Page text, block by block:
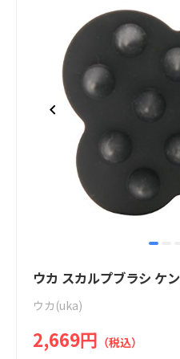
item
1
5
ウカ スカルプブラシ ケ
ウカ(uka)
2,669円 （税込）